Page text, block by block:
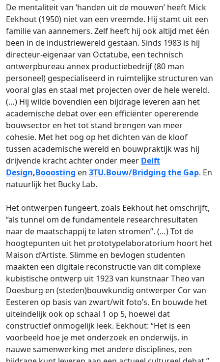
De mentaliteit van ‘handen uit de mouwen’ heeft Mick
Eekhout (1950) niet van een vreemde. Hij stamt uit een
familie van aannemers. Zelf heeft hij ook altijd met één
been in de industriewereld gestaan. Sinds 1983 is hij
directeur-eigenaar van Octatube, een technisch
ontwerpbureau annex productiebedrijf (80 man
personeel) gespecialiseerd in ruimtelijke structuren van
vooral glas en staal met projecten over de hele wereld.
(…) Hij wilde bovendien een bijdrage leveren aan het
academische debat over een efficiënter opererende
bouwsector en het tot stand brengen van meer
cohesie. Met het oog op het dichten van de kloof
tussen academische wereld en bouwpraktijk was hij
drijvende kracht achter onder meer Delft
Design,Booosting en 3TU.Bouw/Bridging the Gap. En
natuurlijk het Bucky Lab.
Het ontwerpen fungeert, zoals Eekhout het omschrijft,
“als tunnel om de fundamentele researchresultaten
naar de maatschappij te laten stromen”. (…) Tot de
hoogtepunten uit het prototypelaboratorium hoort het
Maison d’Artiste. Slimme en bevlogen studenten
maakten een digitale reconstructie van dit complexe
kubistische ontwerp uit 1923 van kunstnaar Theo van
Doesburg en (steden)bouwkundig ontwerper Cor van
Eesteren op basis van zwart/wit foto’s. En bouwde het
uiteindelijk ook op schaal 1 op 5, hoewel dat
constructief onmogelijk leek. Eekhout: “Het is een
voorbeeld hoe je met onderzoek en onderwijs, in
nauwe samenwerking met andere disciplines, een